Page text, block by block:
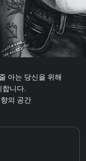
아는 당신을 위해
합니다.
의 공간